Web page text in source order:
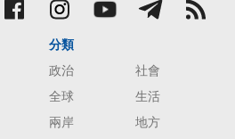
分類
政治
社會
全球
生活
兩岸
地方